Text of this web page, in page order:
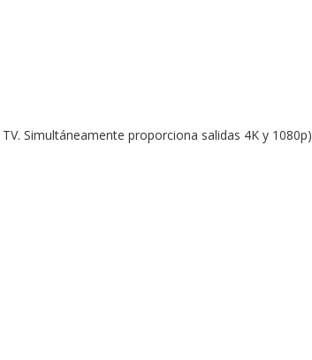
Simultáneamente proporciona salidas 4K y 1080p)